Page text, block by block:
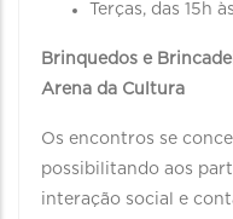
Terças, das 15h
Brinquedos e
Arena da Cultura
Os encontros se
possibilitando aos
interação social e